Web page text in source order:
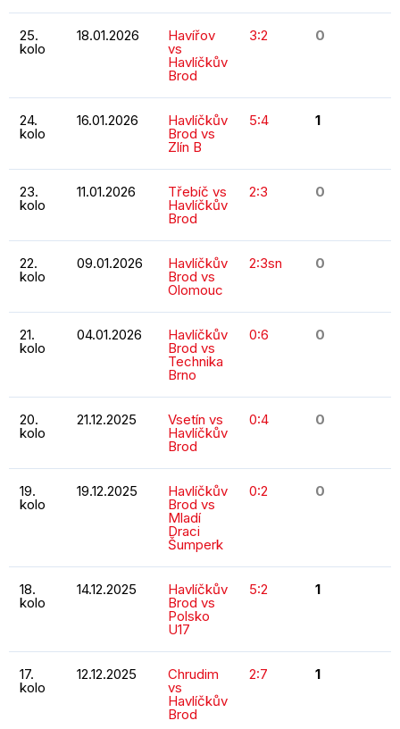
25.
kolo
18.01.2026 Havířov
vs
Havlíčkův
Brod
3:2 0
24.
kolo
16.01.2026 Havlíčkův
Brod vs
Zlín B
5:4 1
23.
kolo
11.01.2026 Třebíč vs
Havlíčkův
Brod
2:3 0
22.
kolo
09.01.2026 Havlíčkův
Brod vs
Olomouc
2:3sn 0
21.
kolo
04.01.2026 Havlíčkův
Brod vs
Technika
Brno
0:6 0
20.
kolo
21.12.2025 Vsetín vs
Havlíčkův
Brod
0:4 0
19.
kolo
19.12.2025 Havlíčkův
Brod vs
Mladí
Draci
Šumperk
0:2 0
18.
kolo
14.12.2025 Havlíčkův
Brod vs
Polsko
U17
5:2 1
17.
kolo
12.12.2025 Chrudim
vs
Havlíčkův
Brod
2:7 1